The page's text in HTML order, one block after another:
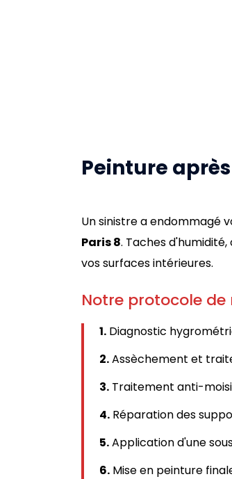
Peinture
Un sinistre a endommagé
Paris 8. Taches
vos surfaces intérieures.
Notre protocole
1. Diagnostic
2.Assèchement et
3. Traitement anti-
4. Réparation des
5.Application d'une
6. Mise en peinture